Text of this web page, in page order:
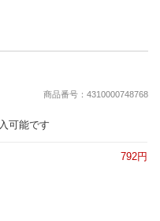
商品番号：4310000748768
可能です
792円